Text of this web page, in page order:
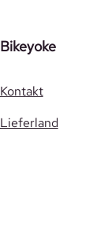
Bikeyoke
Kontakt
Lieferland